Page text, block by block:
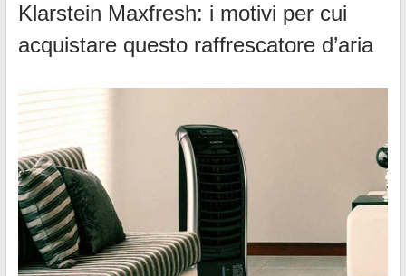
Klarstein Maxfresh: i motivi per cui
acquistare questo raffrescatore d’aria